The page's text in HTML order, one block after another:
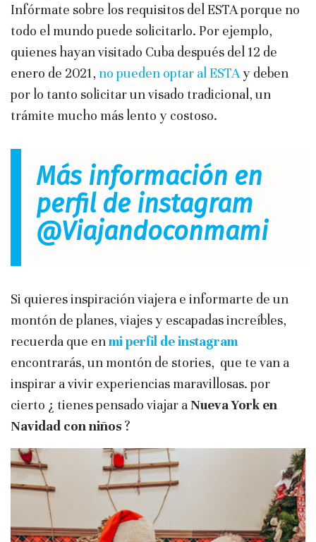
Infórmate sobre los requisitos del ESTA porque no
todo el mundo puede solicitarlo. Por ejemplo,
quienes hayan visitado Cuba después del 12 de
enero de 2021, no pueden optar al ESTA y deben
por lo tanto solicitar un visado tradicional, un
trámite mucho más lento y costoso.
Más información en
perfil de instagram
@Viajandoconmami
Si quieres inspiración viajera e informarte de un
montón de planes, viajes y escapadas increíbles,
recuerda que enmi perfil de instagram
encontrarás, un montón de stories, que te van a
inspirar a vivir experiencias maravillosas. por
cierto ¿ tienes pensado viajar a Nueva York en
Navidad con niños ?